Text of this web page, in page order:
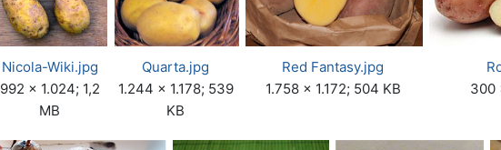
Nicola-Wiki.jpg
992 × 1.024; 1,2
MB
Quarta.jpg
1.244 × 1.178; 539
KB
Red Fantasy.jpg
1.758 × 1.172; 504 KB
300